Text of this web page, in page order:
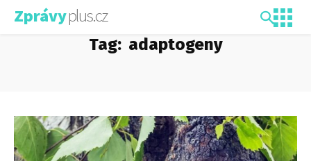
Zprávyplus.cz
Tag: adaptogeny